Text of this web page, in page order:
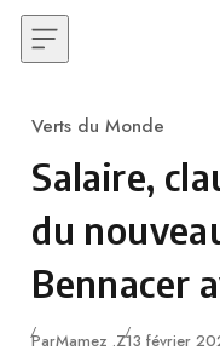
Skip to content
Category
Verts du Monde
Salaire,
du
Bennacer
ParMamez .ZPublié
13 février